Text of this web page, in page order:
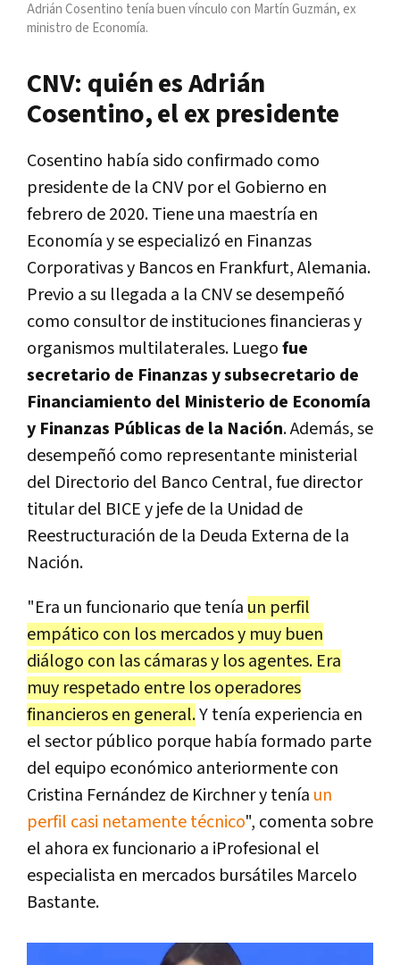
Adrián Cosentino tenía buen vínculo con Martín Guzmán, ex
ministro de Economía.
CNV: quién es Adrián
Cosentino, el ex presidente
Cosentino había sido confirmado como
presidente de la CNV por el Gobierno en
febrero de 2020. Tiene una maestría en
Economía y se especializó en Finanzas
Corporativas y Bancos en Frankfurt, Alemania.
Previo a su llegada a la CNV se desempeñó
como consultor de instituciones financieras y
organismos multilaterales. Luegofue
secretario de Finanzas y subsecretario de
Financiamiento del Ministerio de Economía
y Finanzas Públicas de la Nación. Además, se
desempeñó como representante ministerial
del Directorio del Banco Central, fue director
titular del BICE y jefe de la Unidad de
Reestructuración de la Deuda Externa de la
Nación.
"Era un funcionario que tenía un perfil
empático con los mercados y muy buen
diálogo con las cámaras y los agentes. Era
muy respetado entre los operadores
financieros en general.Y tenía experiencia en
el sector público porque había formado parte
del equipo económico anteriormente con
Cristina Fernández de Kirchner y tenía un
perfil casi netamente técnico", comenta sobre
el ahora ex funcionario a iProfesional el
especialista en mercados bursátiles Marcelo
Bastante.